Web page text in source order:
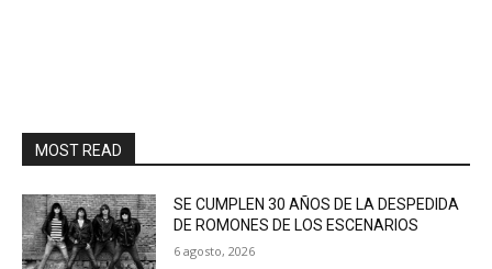
MOST READ
SE CUMPLEN 30 AÑOS DE LA DESPEDIDA
DE ROMONES DE LOS ESCENARIOS
6 agosto, 2026